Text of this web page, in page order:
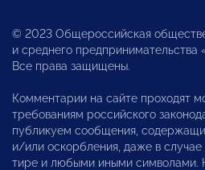
© 2023 Общероссийская
и среднего
Все права защищены.
Комментарии на сайте проходят
требованиям российского
публикуем сообщения,
и/или оскорбления, даже в случае
тире и любыми иными символами.